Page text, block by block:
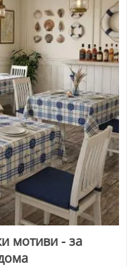
мотиви - за